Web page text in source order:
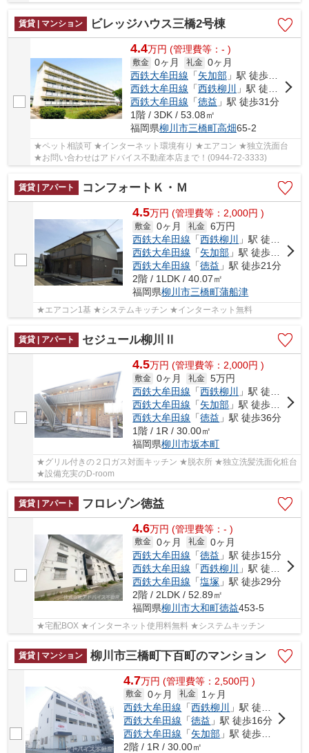
円』
賃貸 | マンション
ビレッジハウス三橋2号棟
4.4万円 (管理費等：- )
敷金 0ヶ月 礼金 0ヶ月
西鉄大牟田線 「矢加部」駅 徒歩9分
西鉄大牟田線 「西鉄柳川
」駅 徒歩12分
西鉄大牟田線 「徳益 」駅 徒歩31分
1階 / 3DK / 53.08㎡
福岡県柳川市三橋町高畑65-2
★ペット相談可 ★インターネット環境有り ★エアコン ★独立洗面台
★お問い合わせはアドバイス不動産本店まで！(0944-72-3333)
賃貸 | アパート コンフォートＫ・Ｍ
4.5万円 (管理費等：2,000円 )
敷金 0ヶ月 礼金 6万円
西鉄大牟田線 「西鉄柳川
」駅 徒歩8分
西鉄大牟田線 「矢加部 」駅 徒歩16分
西鉄大牟田線 「徳益 」駅 徒歩21分
2階 / 1LDK / 40.07㎡
福岡県柳川市三橋町蒲船津
★エアコン1基 ★システムキッチン ★インターネット無料
賃貸 | アパート セジュール柳川Ⅱ
4.5万円 (管理費等：2,000円 )
敷金 0ヶ月 礼金 5万円
西鉄大牟田線 「西鉄柳川
」駅 徒歩24分
西鉄大牟田線 「矢加部 」駅 徒歩28分
西鉄大牟田線 「徳益 」駅 徒歩36分
1階 / 1R / 30.00㎡
福岡県柳川市坂本町
★グリル付きの２口ガス対面キッチン ★脱衣所 ★独立洗髪洗面化粧台
★設備充実のD-room
賃貸 | アパート フロレゾン徳益
4.6万円 (管理費等：- )
敷金 0ヶ月 礼金 0ヶ月
西鉄大牟田線 「徳益 」駅 徒歩15分
西鉄大牟田線 「西鉄柳川
」駅 徒歩20分
西鉄大牟田線 「塩塚 」駅 徒歩29分
2階 / 2LDK / 52.89㎡
福岡県柳川市大和町徳益453-5
★宅配BOX ★インターネット使用料無料 ★システムキッチン
賃貸 | マンション 柳川市三橋町下百町のマンション
4.7万円 (管理費等：2,500円 )
敷金 0ヶ月 礼金
1ヶ月
西鉄大牟田線 「西鉄柳川
」駅 徒歩7分
西鉄大牟田線 「徳益 」駅 徒歩16分
西鉄大牟田線 「矢加部 」駅 徒歩22分
2階 / 1R / 30.00㎡